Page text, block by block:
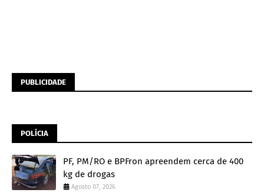
PUBLICIDADE
POLÍCIA
PF, PM/RO e BPFron apreendem cerca de 400
kg de drogas
Agosto 07, 2026